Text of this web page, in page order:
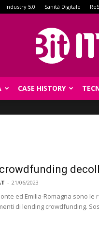
Industry 5.0 Sanità Digitale
CASE HISTORY
- 21/06/2023
ed Emilia-Romagna sono le
di lending crowdfunding.